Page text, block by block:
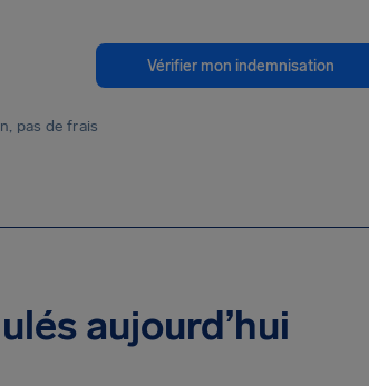
Vérifier mon indemnisation
pas de frais
aujourd’hui